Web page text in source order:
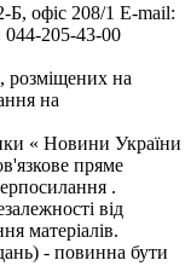
офіс 208/1 E-mail:
044-205-43-00
розміщених на
на
« Новини України
пряме
.
від
матеріалів.
- повинна бути